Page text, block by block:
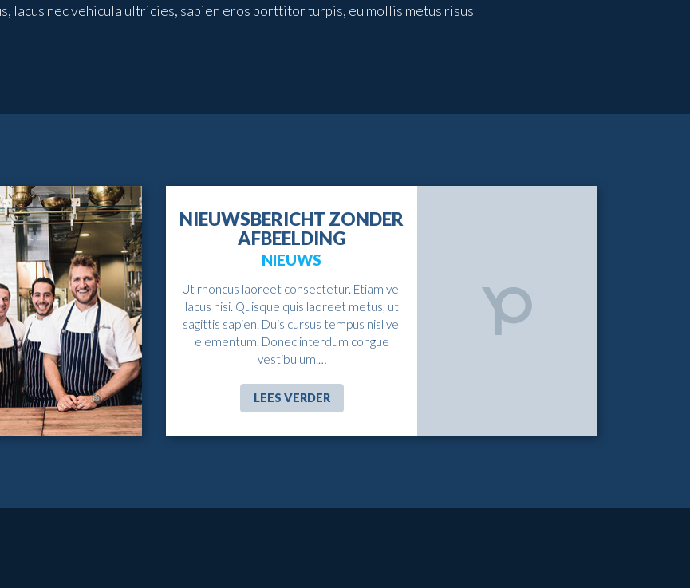
lacus nec vehicula ultricies, sapien eros porttitor turpis, eu mollis metus risus
NIEUWSBERICHT ZONDER
AFBEELDING
NIEUWS
Ut rhoncus laoreet consectetur. Etiam vel
lacus nisi. Quisque quis laoreet metus, ut
sagittis sapien. Duis cursus tempus nisl vel
elementum. Donec interdum congue
vestibulum.…
LEES VERDER